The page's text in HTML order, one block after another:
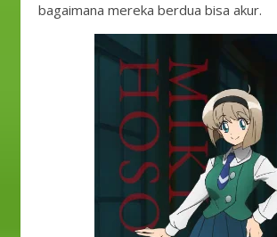
bagaimana mereka berdua bisa akur.